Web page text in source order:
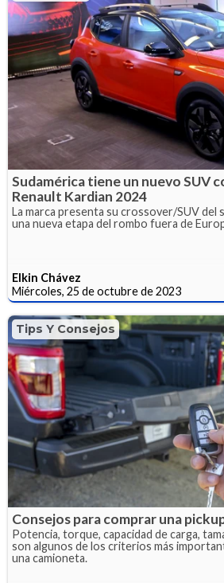
Sudamérica tiene un nuevo SUV
Renault Kardian 2024
La marca presenta su crossover/SUV del
una nueva etapa del rombo fuera de
Elkin Chávez
Miércoles, 25 de octubre de 2023
Tips Y Consejos
Consejos para comprar una
Potencia, torque, capacidad de carga,
son algunos de los criterios más
una camioneta.